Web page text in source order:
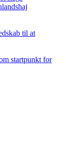
til at
startpunkt for